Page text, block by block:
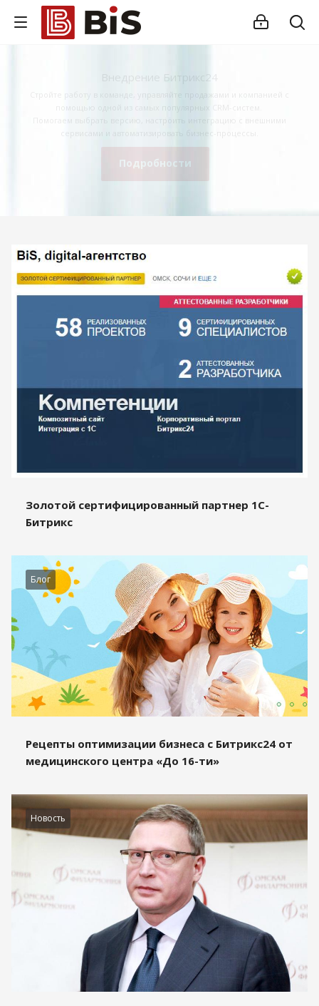
Внедрение Битрикс24
Помогаем выбрать версию, настроить интеграцию с внешними
Подробности
Золотой сертифицированный партнер 1С-
Битрикс
Блог
Рецепты оптимизации бизнеса с Битрикс24 от
медицинского центра «До 16-ти»
Новость